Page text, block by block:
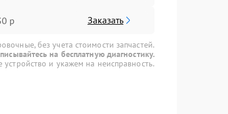
р Заказать
без учета стоимости запчастей.
на бесплатную диагностику.
и укажем на неисправность.